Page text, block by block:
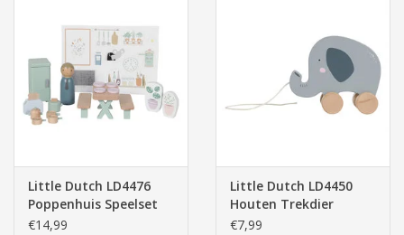
Little Dutch LD4476
Poppenhuis Speelset
Keuken
€14,99
Little Dutch LD4450
Houten Trekdier
Olifant
€7,99